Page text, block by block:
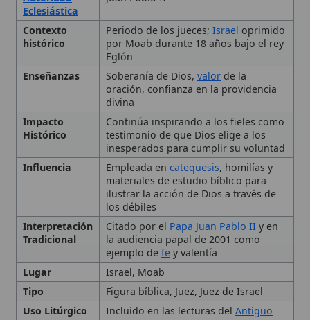
Enseñanzas
oración, confianza en la providencia
divina
Histórico
Continúa inspirando a los fieles como
testimonio de que Dios elige a los
inesperados para cumplir su voluntad
Empleada encatequesis, homilías y
materiales de estudio bíblico para
ilustrar la acción de Dios a través de
los débiles
Tradicional
Citado por elPapa Juan Pablo IIy en
la audiencia papal de 2001 como
ejemplo defe y valentía
Israel, Moab
Figura bíblica, Juez, Juez de Israel
Uso Litúrgico Incluido en las lecturas delAntiguo
Testamentode laliturgiadominical
Contexto histórico
La figura de Ehud
🙏 Bienvenido a Wikitólica